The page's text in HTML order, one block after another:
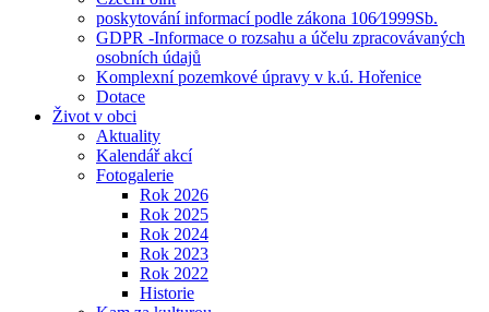
poskytování informací podle zákona 106⁄1999Sb.
GDPR -Informace o rozsahu a účelu zpracovávaných
osobních údajů
Komplexní pozemkové úpravy v k.ú. Hořenice
Dotace
Život v obci
Aktuality
Kalendář akcí
Fotogalerie
Rok 2026
Rok 2025
Rok 2024
Rok 2023
Rok 2022
Historie